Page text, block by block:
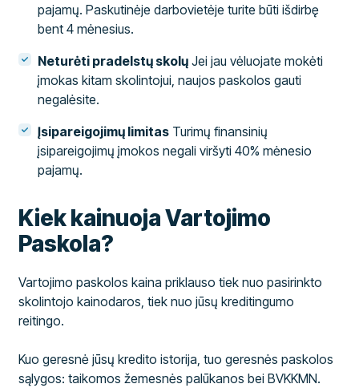
pajamų. Paskutinėje darbovietėje turite būti išdirbę
bent 4 mėnesius.
Neturėti pradelstų skolų Jei jau vėluojate mokėti
įmokas kitam skolintojui, naujos paskolos gauti
negalėsite.
Įsipareigojimų limitas Turimų finansinių
įsipareigojimų įmokos negali viršyti 40% mėnesio
pajamų.
Kiek kainuoja Vartojimo
Paskola?
Vartojimo paskolos kaina priklauso tiek nuo pasirinkto
skolintojo kainodaros, tiek nuo jūsų kreditingumo
reitingo.
Kuo geresnė jūsų kredito istorija, tuo geresnės paskolos
sąlygos: taikomos žemesnės palūkanos bei BVKKMN.